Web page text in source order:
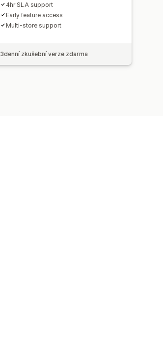
4hr SLA support
Early feature access
Multi-store support
3denní zkušební verze zdarma